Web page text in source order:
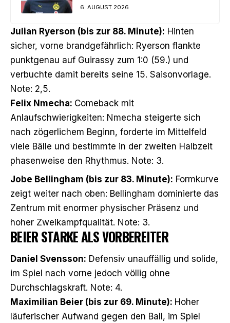
6. AUGUST 2026
Julian Ryerson (bis zur 88. Minute): Hinten
sicher, vorne brandgefährlich: Ryerson flankte
punktgenau auf Guirassy zum 1:0 (59.) und
verbuchte damit bereits seine 15. Saisonvorlage.
Note: 2,5.
Felix Nmecha: Comeback mit
Anlaufschwierigkeiten: Nmecha steigerte sich
nach zögerlichem Beginn, forderte im Mittelfeld
viele Bälle und bestimmte in der zweiten Halbzeit
phasenweise den Rhythmus. Note: 3.
Jobe Bellingham (bis zur 83. Minute): Formkurve
zeigt weiter nach oben: Bellingham dominierte das
Zentrum mit enormer physischer Präsenz und
hoher Zweikampfqualität. Note: 3.
BEIER STARKE ALS VORBEREITER
Daniel Svensson: Defensiv unauffällig und solide,
im Spiel nach vorne jedoch völlig ohne
Durchschlagskraft. Note: 4.
Maximilian Beier (bis zur 69. Minute): Hoher
läuferischer Aufwand gegen den Ball, im Spiel